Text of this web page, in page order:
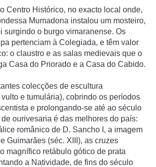
Centro Histórico, no exacto local onde,
Mumadona instalou um mosteiro,
surgindo o burgo vimaranense. Os
pertenciam à Colegiada, e têm valor
o claustro e as salas medievais que o
Casa do Priorado e a Casa do Cabido.
colecções de escultura
e tumulária), cobrindo os períodos
e prolongando-se até ao século
ourivesaria é das melhores do país:
românico de D. Sancho I, a imagem
Guimarães (séc. XIII), as cruzes
magnífico retábulo gótico de prata
a Natividade, de fins do século